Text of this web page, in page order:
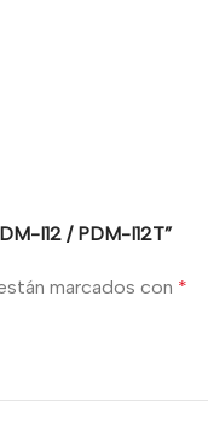
I12 / PDM-I12T”
marcados con *